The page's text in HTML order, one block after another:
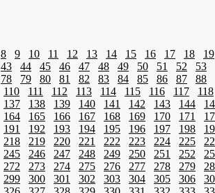
8 9 10 11 12 13 14 15 16 17 18
19
43 44 45 46 47 48 49 50 51 52
53
78 79 80 81 82 83 84 85 86 87
88
110 111 112 113 114 115 116 117
118
137 138 139 140 141 142 143 144
164 165 166 167 168 169 170 171
191 192 193 194 195 196 197 198
218 219 220 221 222 223 224 225
245 246 247 248 249 250 251 252
272 273 274 275 276 277 278 279
299 300 301 302 303 304 305 306